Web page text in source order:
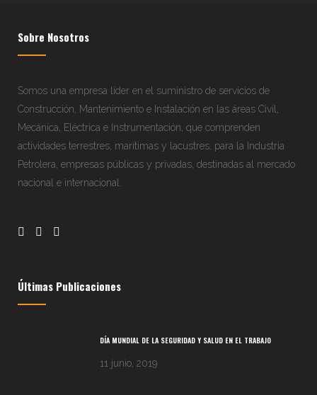
Sobre Nosotros
Somos una empresa líder en el suministro de servicios de
Construcción, Mantenimiento e Instalación en las áreas Civil,
Mecánica, Eléctrica e Instrumentación, que comprenden
actividades terrestres, marítimas y lacustres, para la Industria
Petrolera, empresas públicas y privadas, destinadas al mercado
nacional e internacional.
Últimas Publicaciones
DÍA MUNDIAL DE LA SEGURIDAD Y SALUD EN EL TRABAJO
11 junio, 2019